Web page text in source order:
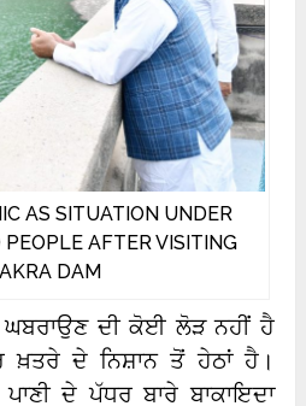
AS SITUATION UNDER
AFTER VISITING
DAM
ਘਬਰਾਉਣ ਦੀ ਕੋਈ ਲੋੜ ਨਹੀਂ ਹੈ
ਖ਼ਤਰੇ ਦੇ ਨਿਸ਼ਾਨ ਤੋਂ ਹੇਠਾਂ ਹੈ।
ਦੇ ਪੱਧਰ ਬਾਰੇ ਬਾਕਾਇਦਾ